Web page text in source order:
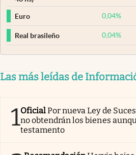
Euro 0,04%
Real brasileño 0,04%
Las más leídas de
1OficialPor nueva Ley de
no obtendrán los bienes
testamento